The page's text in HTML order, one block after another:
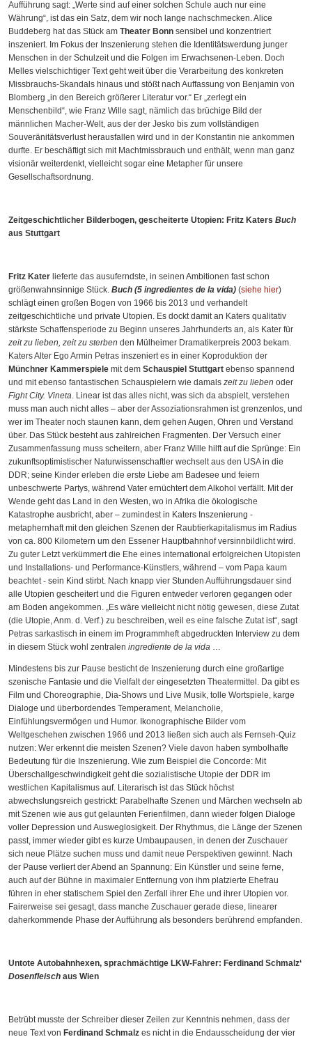
Aufführung sagt: „Werte sind auf einer solchen Schule auch nur eine
Währung“, ist das ein Satz, dem wir noch lange nachschmecken. Alice
Buddeberg hat das Stück am Theater Bonn sensibel und konzentriert
inszeniert. Im Fokus der Inszenierung stehen die Identitätswerdung junger
Menschen in der Schulzeit und die Folgen im Erwachsenen-Leben. Doch
Melles vielschichtiger Text geht weit über die Verarbeitung des konkreten
Missbrauchs-Skandals hinaus und stößt nach Auffassung von Benjamin von
Blomberg „in den Bereich größerer Literatur vor.“ Er „zerlegt ein
Menschenbild“, wie Franz Wille sagt, nämlich das brüchige Bild der
männlichen Macher-Welt, aus der der Jesko bis zum vollständigen
Souveränitätsverlust herausfallen wird und in der Konstantin nie ankommen
durfte. Er beschäftigt sich mit Machtmissbrauch und enthält, wenn man ganz
visionär weiterdenkt, vielleicht sogar eine Metapher für unsere
Gesellschaftsordnung.
Zeitgeschichtlicher Bilderbogen, gescheiterte Utopien: Fritz Katers Buch
aus Stuttgart
Fritz Kater lieferte das ausuferndste, in seinen Ambitionen fast schon
größenwahnsinnige Stück. Buch (5 ingredientes de la vida) (siehe hier)
schlägt einen großen Bogen von 1966 bis 2013 und verhandelt
zeitgeschichtliche und private Utopien. Es dockt damit an Katers qualitativ
stärkste Schaffensperiode zu Beginn unseres Jahrhunderts an, als Kater für
zeit zu lieben, zeit zu sterben den Mülheimer Dramatikerpreis 2003 bekam.
Katers Alter Ego Armin Petras inszeniert es in einer Koproduktion der
Münchner Kammerspiele mit dem Schauspiel Stuttgart ebenso spannend
und mit ebenso fantastischen Schauspielern wie damals zeit zu lieben oder
Fight City. Vineta . Linear ist das alles nicht, was sich da abspielt, verstehen
muss man auch nicht alles – aber der Assoziationsrahmen ist grenzenlos, und
wer im Theater noch staunen kann, dem gehen Augen, Ohren und Verstand
über. Das Stück besteht aus zahlreichen Fragmenten. Der Versuch einer
Zusammenfassung muss scheitern, aber Franz Wille hilft auf die Sprünge: Ein
zukunftsoptimistischer Naturwissenschaftler wechselt aus den USA in die
DDR; seine Kinder erleben die erste Liebe am Badesee und feiern
unbeschwerte Partys, während Vater ernüchtert dem Alkohol verfällt. Mit der
Wende geht das Land in den Westen, wo in Afrika die ökologische
Katastrophe ausbricht, aber – zumindest in Katers Inszenierung -
metaphernhaft mit den gleichen Szenen der Raubtierkapitalismus im Radius
von ca. 800 Kilometern um den Essener Hauptbahnhof versinnbildlicht wird.
Zu guter Letzt verkümmert die Ehe eines international erfolgreichen Utopisten
und Installations- und Performance-Künstlers, während – vom Papa kaum
beachtet - sein Kind stirbt. Nach knapp vier Stunden Aufführungsdauer sind
alle Utopien gescheitert und die Figuren entweder verloren gegangen oder
am Boden angekommen. „Es wäre vielleicht nicht nötig gewesen, diese Zutat
(die Utopie, Anm. d. Verf.) zu beschreiben, weil es eine falsche Zutat ist“, sagt
Petras sarkastisch in einem im Programmheft abgedruckten Interview zu dem
in diesem Stück wohl zentralen ingrediente de la vida
Mindestens bis zur Pause besticht de Inszenierung durch eine großartige
szenische Fantasie und die Vielfalt der eingesetzten Theatermittel. Da gibt es
Film und Choreographie, Dia-Shows und Live Musik, tolle Wortspiele, karge
Dialoge und überbordendes Temperament, Melancholie,
Einfühlungsvermögen und Humor. Ikonographische Bilder vom
Weltgeschehen zwischen 1966 und 2013 ließen sich auch als Fernseh-Quiz
nutzen: Wer erkennt die meisten Szenen? Viele davon haben symbolhafte
Bedeutung für die Inszenierung. Wie zum Beispiel die Concorde: Mit
Überschallgeschwindigkeit geht die sozialistische Utopie der DDR im
westlichen Kapitalismus auf. Literarisch ist das Stück höchst
abwechslungsreich gestrickt: Parabelhafte Szenen und Märchen wechseln ab
mit Szenen wie aus gut gelaunten Ferienfilmen, dann wieder folgen Dialoge
voller Depression und Ausweglosigkeit. Der Rhythmus, die Länge der Szenen
passt, immer wieder gibt es kurze Umbaupausen, in denen der Zuschauer
sich neue Plätze suchen muss und damit neue Perspektiven gewinnt. Nach
der Pause verliert der Abend an Spannung: Ein Künstler und seine ferne,
auch auf der Bühne in maximaler Entfernung von ihm platzierte Ehefrau
führen in eher statischem Spiel den Zerfall ihrer Ehe und ihrer Utopien vor.
Fairerweise sei gesagt, dass manche Zuschauer gerade diese, linearer
daherkommende Phase der Aufführung als besonders berührend empfanden.
Untote Autobahnhexen, sprachmächtige LKW-Fahrer: Ferdinand Schmalz‘
Dosenfleisch aus Wien
Betrübt musste der Schreiber dieser Zeilen zur Kenntnis nehmen, dass der
neue Text von Ferdinand Schmalz es nicht in die Endausscheidung der vier